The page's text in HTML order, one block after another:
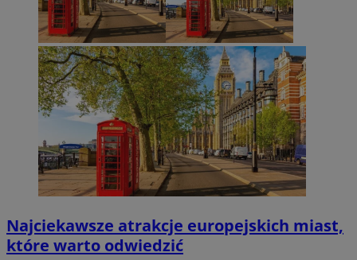
Najciekawsze atrakcje europejskich miast,
które warto odwiedzić